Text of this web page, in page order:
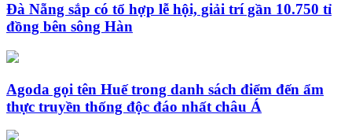
Đà Nẵng sắp có tổ hợp lễ hội, giải trí gần 10.750 tỉ
đồng bên sông Hàn
Agoda gọi tên Huế trong danh sách điểm đến ẩm
thực truyền thống độc đáo nhất châu Á